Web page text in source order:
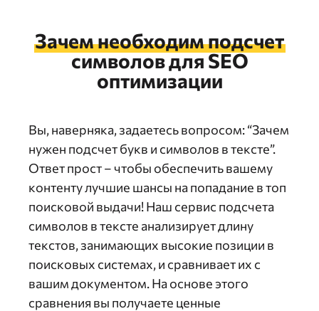
Зачем необходим подсчет
символов для SEO
оптимизации
Вы, наверняка, задаетесь вопросом: “Зачем
нужен подсчет букв и символов в тексте”.
Ответ прост – чтобы обеспечить вашему
контенту лучшие шансы на попадание в топ
поисковой выдачи! Наш сервис подсчета
символов в тексте анализирует длину
текстов, занимающих высокие позиции в
поисковых системах, и сравнивает их с
вашим документом. На основе этого
сравнения вы получаете ценные